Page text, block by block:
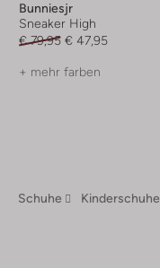
Bunniesjr
Sneaker High
€ 79,95 € 47,95
+ mehr farben
Schuhe Kinderschuhe